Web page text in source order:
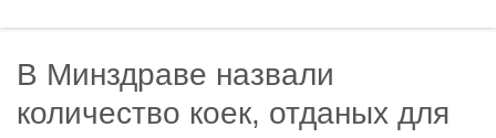
В Минздраве назвали
количество коек, отданых для